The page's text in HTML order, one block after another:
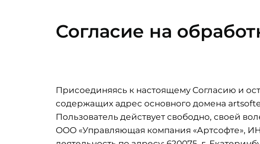
Согласие на
Присоединяясь к настоящему Согласию и
содержащих адрес основного домена
Пользователь действует свободно, своей
ООО «Управляющая компания «Артсофте»,